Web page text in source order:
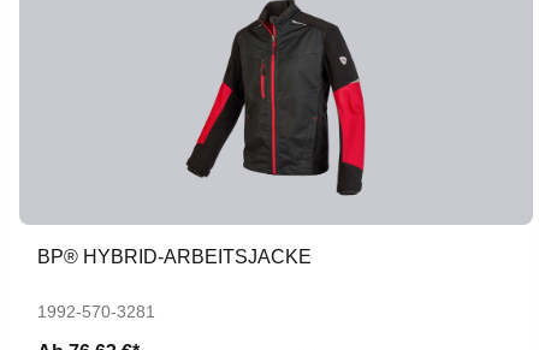
BP® HYBRID-ARBEITSJACKE
1992-570-3281